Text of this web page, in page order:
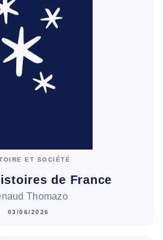
ET SOCIÉTÉ
de France
Thomazo
03/06/2026